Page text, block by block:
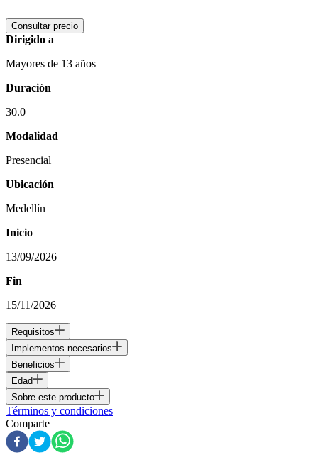
Consultar precio
Dirigido a
Mayores de 13 años
Duración
30.0
Modalidad
Presencial
Ubicación
Medellín
Inicio
13/09/2026
Fin
15/11/2026
Requisitos
Implementos necesarios
Beneficios
Edad
Sobre este producto
Términos y condiciones
Comparte